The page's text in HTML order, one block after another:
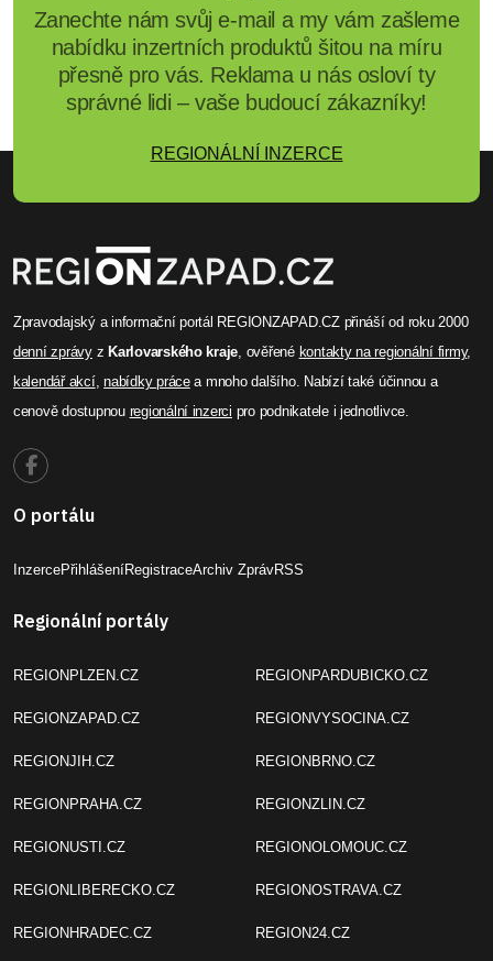
Zanechte nám svůj e-mail a my vám zašleme
nabídku inzertních produktů šitou na míru
přesně pro vás. Reklama u nás osloví ty
správné lidi – vaše budoucí zákazníky!
REGIONÁLNÍ INZERCE
Zpravodajský a informační portál REGIONZAPAD.CZ přináší od roku 2000
denní zprávyz Karlovarského kraje, ověřené kontakty na regionální firmy,
kalendář akcí,nabídky prácea mnoho dalšího. Nabízí také účinnou a
cenově dostupnou regionální inzerci pro podnikatele i jednotlivce.
O portálu
InzercePřihlášeníRegistraceArchiv ZprávRSS
Regionální portály
REGIONPLZEN.CZ
REGIONZAPAD.CZ
REGIONJIH.CZ
REGIONPRAHA.CZ
REGIONUSTI.CZ
REGIONLIBERECKO.CZ
REGIONHRADEC.CZ
REGIONPARDUBICKO.CZ
REGIONVYSOCINA.CZ
REGIONBRNO.CZ
REGIONZLIN.CZ
REGIONOLOMOUC.CZ
REGIONOSTRAVA.CZ
REGION24.CZ